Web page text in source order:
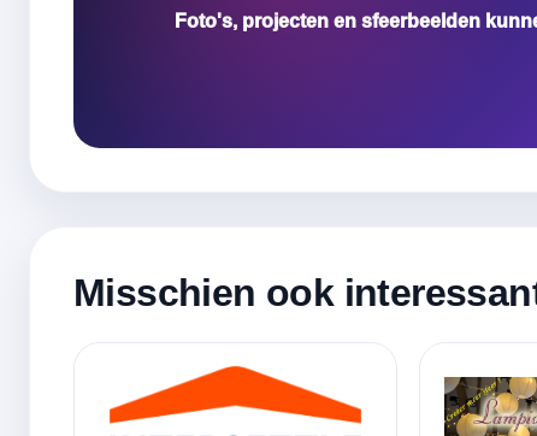
Foto's, projecten en sfeerbeelden
Misschien ook